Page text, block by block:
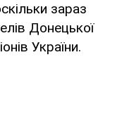
зараз
Донецької
України.